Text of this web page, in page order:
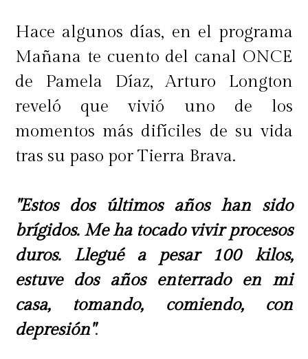
Hace algunos días, en el programa
Mañana te cuento del canal ONCE
de Pamela Díaz, Arturo Longton
reveló que vivió uno de los
momentos más difíciles de su vida
tras su paso por Tierra Brava.
"Estos dos últimos años han sido
brígidos. Me ha tocado vivir procesos
duros. Llegué a pesar 100 kilos,
estuve dos años enterrado en mi
casa, tomando, comiendo, con
depresión".